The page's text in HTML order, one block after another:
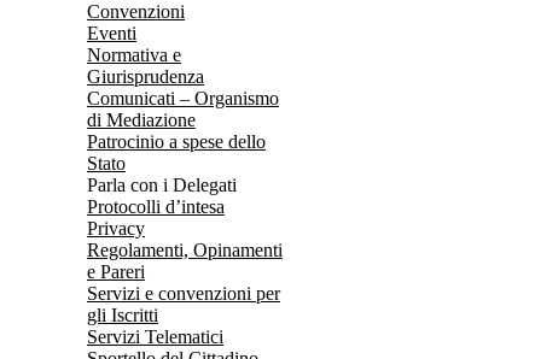
Convenzioni
Eventi
Normativa e
Giurisprudenza
Comunicati – Organismo
di Mediazione
Patrocinio a spese dello
Stato
Parla con i Delegati
Protocolli d’intesa
Privacy
Regolamenti, Opinamenti
e Pareri
Servizi e convenzioni per
gli Iscritti
Servizi Telematici